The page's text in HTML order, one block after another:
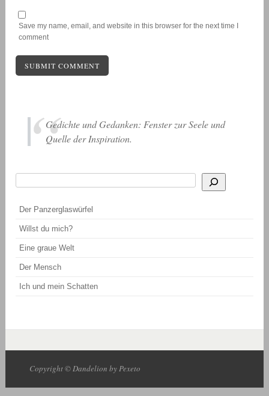
Save my name, email, and website in this browser for the next time I
comment
Gedichte und Gedanken: Fenster zur Seele und
Quelle der Inspiration.
Der Panzerglaswürfel
Willst du mich?
Eine graue Welt
Der Mensch
Ich und mein Schatten
Copyright © Dandelion by Pexeto